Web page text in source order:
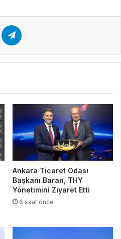
WhatsApp
Ankara Ticaret Odası
Başkanı Baran, THY
Yönetimini Ziyaret Etti
6 saat önce